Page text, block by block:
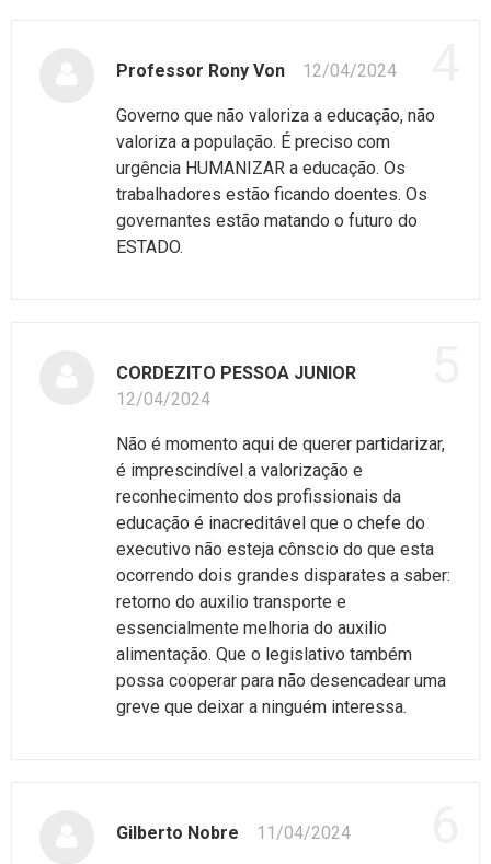
Professor Rony Von 12/04/2024
Governo que não valoriza a educação, não
valoriza a população. É preciso com
urgência HUMANIZAR a educação. Os
trabalhadores estão ficando doentes. Os
governantes estão matando o futuro do
ESTADO.
CORDEZITO PESSOA JUNIOR
12/04/2024
Não é momento aqui de querer partidarizar,
é imprescindível a valorização e
reconhecimento dos profissionais da
educação é inacreditável que o chefe do
executivo não esteja cônscio do que esta
ocorrendo dois grandes disparates a saber:
retorno do auxilio transporte e
essencialmente melhoria do auxilio
alimentação. Que o legislativo também
possa cooperar para não desencadear uma
greve que deixar a ninguém interessa.
Gilberto Nobre 11/04/2024